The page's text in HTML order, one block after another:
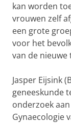
kan worden
vrouwen zelf
een grote
voor het
van de
Jasper Eijsink
geneeskunde
onderzoek
Gynaecologie